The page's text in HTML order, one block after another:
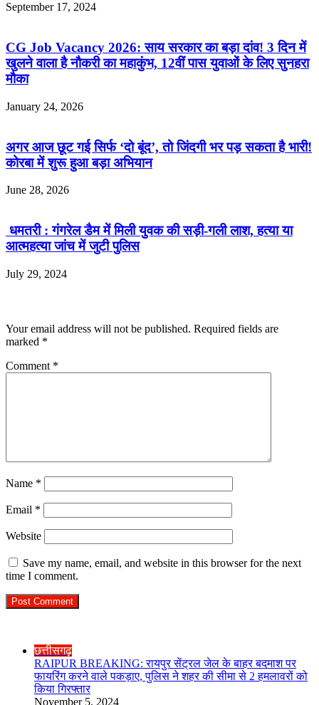
September 17, 2024
CG Job Vacancy 2026: साय सरकार का बड़ा दांव! 3 दिन में
खुलने वाला है नौकरी का महाकुंभ, 12वीं पास युवाओं के लिए सुनहरा
मौका
January 24, 2026
अगर आज छूट गई सिर्फ ‘दो बूंद’, तो जिंदगी भर पड़ सकता है भारी!
कोरबा में शुरू हुआ बड़ा अभियान
June 28, 2026
धमतरी : गंगरेल डैम में मिली युवक की सड़ी-गली लाश, हत्या या
आत्महत्या जांच में जुटी पुलिस
July 29, 2024
Your email address will not be published. Required fields are
marked *
Comment *
Name *
Email *
Website
Save my name, email, and website in this browser for the next
time I comment.
छत्तीसगढ़
RAIPUR BREAKING: रायपुर सेंट्रल जेल के बाहर बदमाश पर
फायरिंग करने वाले पकड़ाए, पुलिस ने शहर की सीमा से 2 हमलावरों को
किया गिरफ्तार
November 5, 2024